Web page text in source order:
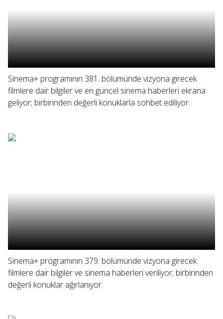
Sinema+ programının 381. bölümünde vizyona girecek
filmlere dair bilgiler ve en güncel sinema haberleri ekrana
geliyor; birbirinden değerli konuklarla sohbet ediliyor.
Sinema+ programının 379. bölümünde vizyona girecek
filmlere dair bilgiler ve sinema haberleri veriliyor; birbirinden
değerli konuklar ağırlanıyor.